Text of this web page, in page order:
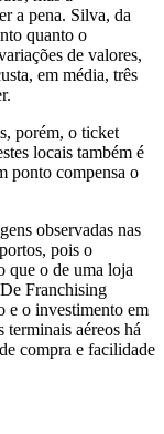
a pena. Silva, da
quanto o
de valores,
em média, três
porém, o ticket
locais também é
ponto compensa o
observadas nas
pois o
que o de uma loja
Franchising
e o investimento em
aéreos há
compra e facilidade